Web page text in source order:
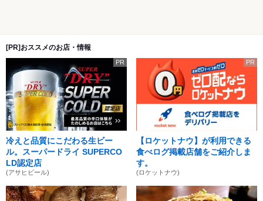
[PR]おススメのお店・情報
PR
冷えと品質にこだわる生ビー
ル。スーパードライ SUPERCO
LD認定店
(アサヒビール)
PR
【ロケットナウ】が利用できる
食べログ掲載店舗をご紹介しま
す。
(ロケットナウ)